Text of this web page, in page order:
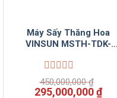
Máy Sấy Thăng Hoa
VINSUN MSTH-TDK-
Được
xếp
450,000,000₫
Giá
295,000,000₫Giá